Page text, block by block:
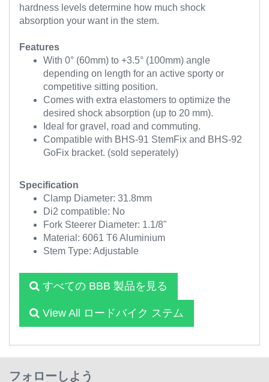
hardness levels determine how much shock
absorption your want in the stem.
Features
With 0° (60mm) to +3.5° (100mm) angle
depending on length for an active sporty or
competitive sitting position.
Comes with extra elastomers to optimize the
desired shock absorption (up to 20 mm).
Ideal for gravel, road and commuting.
Compatible with BHS-91 StemFix and BHS-92
GoFix bracket. (sold seperately)
Specification
Clamp Diameter: 31.8mm
Di2 compatible: No
Fork Steerer Diameter: 1.1/8"
Material: 6061 T6 Aluminium
Stem Type: Adjustable
すべての BBB 製品を見る
View All ロードバイク ステム
フォローしよう